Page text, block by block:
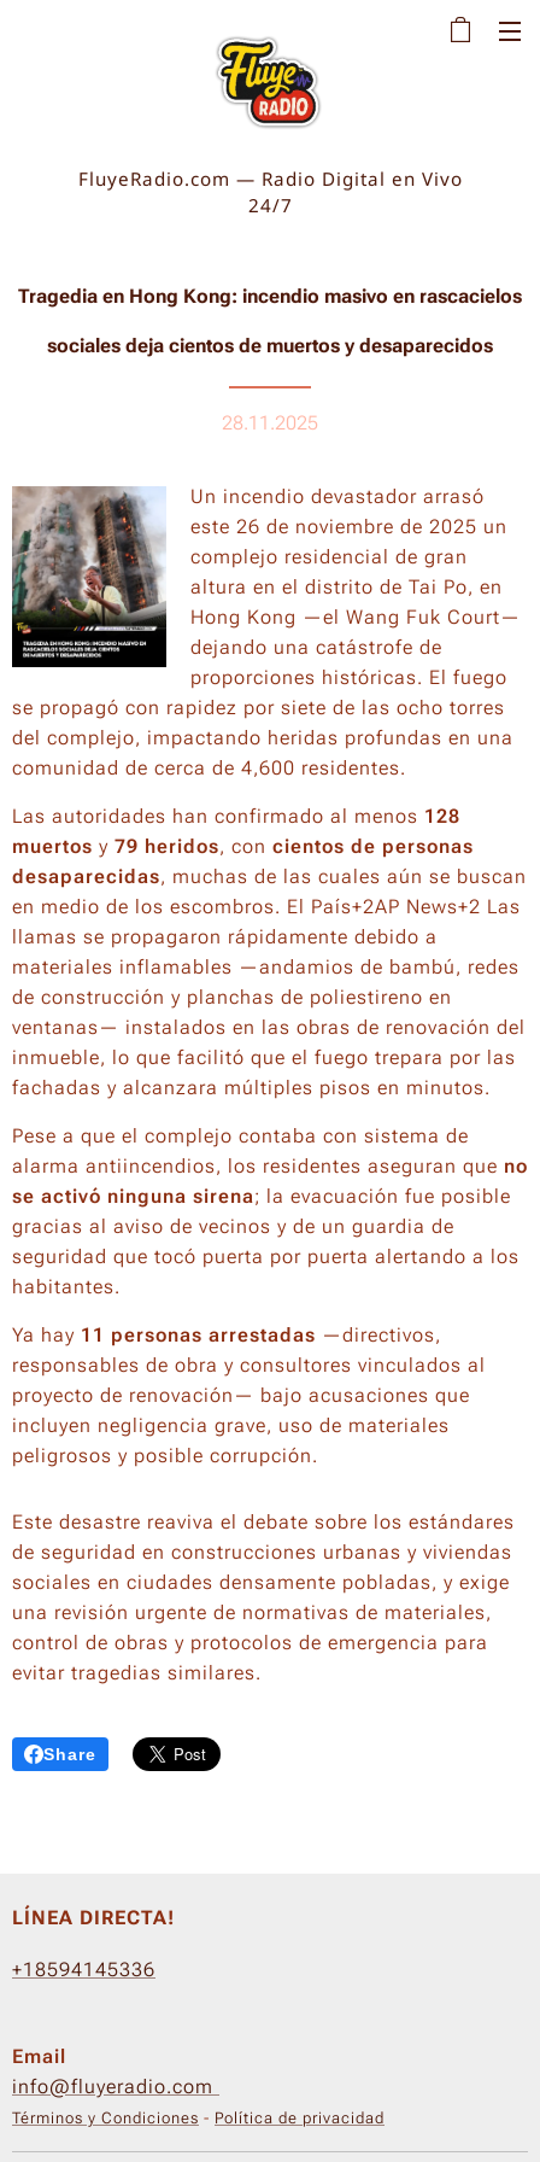
FluyeRadio.com — Radio Digital en Vivo
24/7
Tragedia en Hong Kong: incendio masivo en rascacielos
sociales deja cientos de muertos y desaparecidos
28.11.2025
Un incendio devastador arrasó
este 26 de noviembre de 2025 un
complejo residencial de gran
altura en el distrito de Tai Po, en
Hong Kong —el Wang Fuk Court—
dejando una catástrofe de
proporciones históricas. El fuego
se propagó con rapidez por siete de las ocho torres
del complejo, impactando heridas profundas en una
comunidad de cerca de 4,600 residentes.
Las autoridades han confirmado al menos 128
muertos y 79 heridos, con cientos de personas
desaparecidas, muchas de las cuales aún se buscan
en medio de los escombros. El País+2AP News+2 Las
llamas se propagaron rápidamente debido a
materiales inflamables —andamios de bambú, redes
de construcción y planchas de poliestireno en
ventanas— instalados en las obras de renovación del
inmueble, lo que facilitó que el fuego trepara por las
fachadas y alcanzara múltiples pisos en minutos.
Pese a que el complejo contaba con sistema de
alarma antiincendios, los residentes aseguran que no
se activó ninguna sirena; la evacuación fue posible
gracias al aviso de vecinos y de un guardia de
seguridad que tocó puerta por puerta alertando a los
habitantes.
Ya hay 11 personas arrestadas —directivos,
responsables de obra y consultores vinculados al
proyecto de renovación— bajo acusaciones que
incluyen negligencia grave, uso de materiales
peligrosos y posible corrupción.
Este desastre reaviva el debate sobre los estándares
de seguridad en construcciones urbanas y viviendas
sociales en ciudades densamente pobladas, y exige
una revisión urgente de normativas de materiales,
control de obras y protocolos de emergencia para
evitar tragedias similares.
Share
LÍNEA DIRECTA!
+18594145336
Email
info@fluyeradio.com
Términos y Condiciones - Política de privacidad